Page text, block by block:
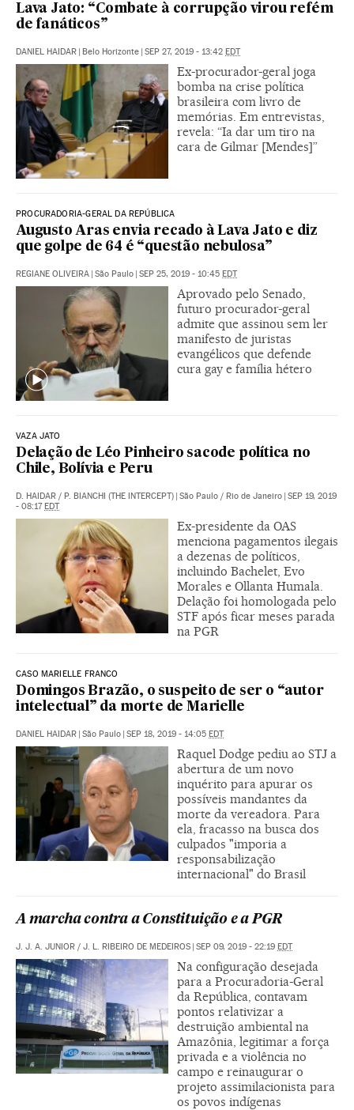
Lava Jato: “Combate à corrupção virou refém
de fanáticos”
DANIEL HAIDAR | Belo Horizonte | SEP 27, 2019 - 13:42 EDT
Ex-procurador-geral joga
bomba na crise política
brasileira com livro de
memórias. Em entrevistas,
revela: “Ia dar um tiro na
cara de Gilmar [Mendes]”
PROCURADORIA-GERAL DA REPÚBLICA
Augusto Aras envia recado à Lava Jato e diz
que golpe de 64 é “questão nebulosa”
REGIANE OLIVEIRA | São Paulo | SEP 25, 2019 - 10:45 EDT
Aprovado pelo Senado,
futuro procurador-geral
admite que assinou sem ler
manifesto de juristas
evangélicos que defende
cura gay e família hétero
VAZA JATO
Delação de Léo Pinheiro sacode política no
Chile, Bolívia e Peru
D. HAIDAR / P. BIANCHI (THE INTERCEPT) | São Paulo / Rio de Janeiro | SEP 19, 2019
- 08:17EDT
Ex-presidente da OAS
menciona pagamentos ilegais
a dezenas de políticos,
incluindo Bachelet, Evo
Morales e Ollanta Humala.
Delação foi homologada pelo
STF após ficar meses parada
na PGR
CASO MARIELLE FRANCO
Domingos Brazão, o suspeito de ser o “autor
intelectual” da morte de Marielle
DANIEL HAIDAR | São Paulo | SEP 18, 2019 - 14:05 EDT
Raquel Dodge pediu ao STJ a
abertura de um novo
inquérito para apurar os
possíveis mandantes da
morte da vereadora. Para
ela, fracasso na busca dos
culpados "imporia a
responsabilização
internacional" do Brasil
A marcha contra a Constituição e a PGR
J. J. A. JUNIOR / J. L. RIBEIRO DE MEDEIROS | SEP 09, 2019 - 22:19 EDT
Na configuração desejada
para a Procuradoria-Geral
da República, contavam
pontos relativizar a
destruição ambiental na
Amazônia, legitimar a força
privada e a violência no
campo e reinaugurar o
projeto assimilacionista para
os povos indígenas